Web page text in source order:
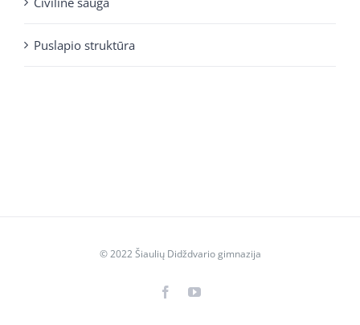
Puslapio struktūra
© 2022 Šiaulių Didždvario gimnazija
FacebookYouTube